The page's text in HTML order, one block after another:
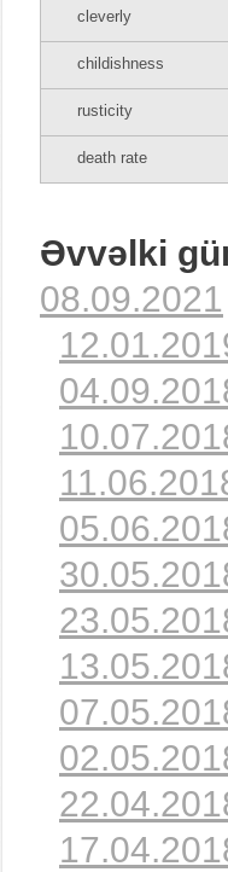
cleverly
childishness
rusticity
death rate
Əvvəlki
08.09.2021